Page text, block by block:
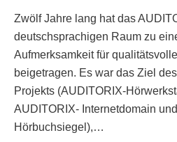
Zwölf Jahre lang hat das
deutschsprachigen Raum zu
Aufmerksamkeit für
beigetragen. Es war das Ziel
Projekts (AUDITORIX-
AUDITORIX- Internetdomain
Hörbuchsiegel),…